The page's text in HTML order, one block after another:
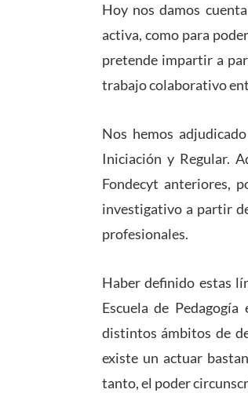
Hoy nos damos
activa, como para
pretende impartir a
trabajo colaborativo
Nos hemos
Iniciación y Regular.
Fondecyt anteriores,
investigativo a partir
profesionales.
Haber definido estas
Escuela de
distintos ámbitos de
existe un actuar
tanto, el poder